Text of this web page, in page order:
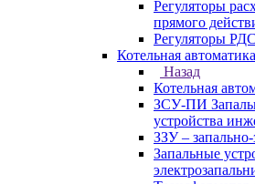
Регуляторы
прямого
Регуляторы
Котельная автоматика
Назад
Котельная
ЗСУ-ПИ
устройства
ЗЗУ –
Запальные